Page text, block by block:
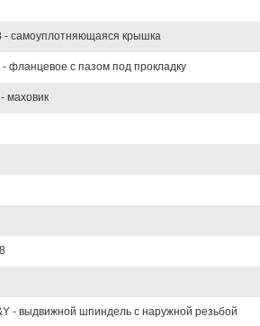
- самоуплотняющаяся крышка
- фланцевое с пазом под прокладку
маховик
- выдвижной шпиндель с наружной резьбой